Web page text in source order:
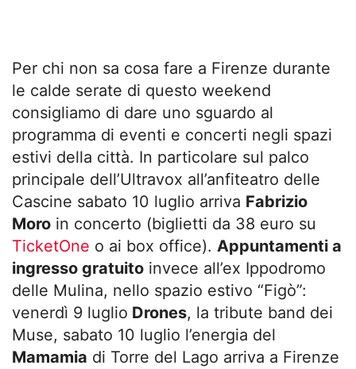
Per chi non sa cosa fare a Firenze durante
le calde serate di questo weekend
consigliamo di dare uno sguardo al
programma di eventi e concerti negli spazi
estivi della città. In particolare sul palco
principale dell’Ultravox all’anfiteatro delle
Cascine sabato 10 luglio arriva Fabrizio
Moro in concerto (biglietti da 38 euro su
TicketOne o ai box office). Appuntamenti a
ingresso gratuito invece all’ex Ippodromo
delle Mulina, nello spazio estivo “Figò”:
venerdì 9 luglio Drones, la tribute band dei
Muse, sabato 10 luglio l’energia del
Mamamia di Torre del Lago arriva a Firenze